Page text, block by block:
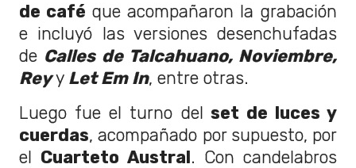
de café que acompañaron la grabación
e incluyó las versiones desenchufadas
de Calles de Talcahuano, Noviembre,
Reyy Let Em In, entre otras.
Luego fue el turno del set de luces y
cuerdas, acompañado por supuesto, por
el Cuarteto Austral. Con candelabros